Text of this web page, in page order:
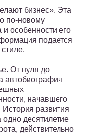
бизнес». Эта
по-новому
и особенности его
подается
От нуля до
автобиография
начавшего
История развития
одно десятилетие
действительно